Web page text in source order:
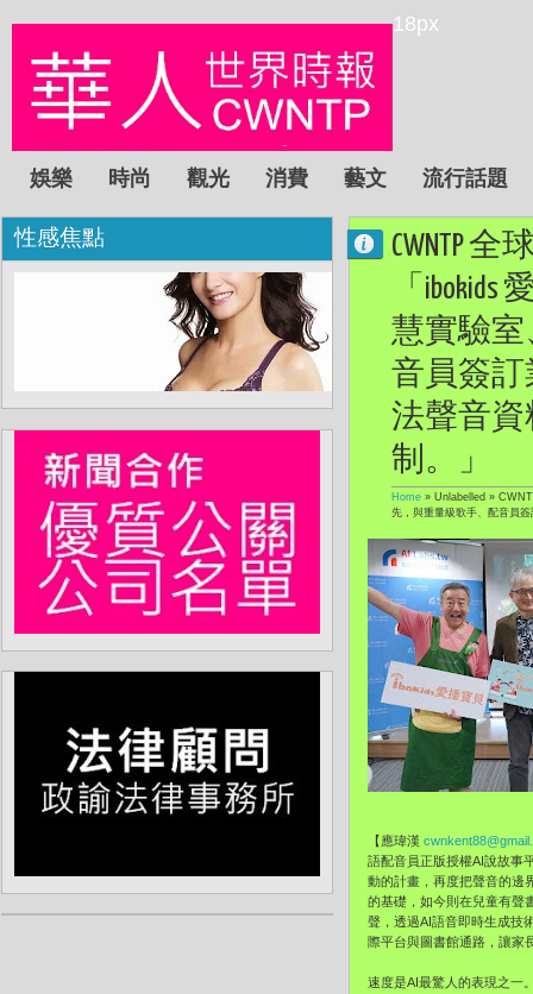
18px
娛樂 時尚 觀光 消費 藝文 流行話題
CWNTP
「
慧實驗室
音員簽訂
法聲音資
制。」
Home » Unlabelled »
先，與重量級歌手、配音員
【應瑋漢
語配音員正版授權AI說故事
動的計畫，再度把聲音的邊
的基礎，如今則在兒童有聲
聲，透過AI語音即時生成技
際平台與圖書館通路，讓家
速度是AI最驚人的表現之一
性感焦點